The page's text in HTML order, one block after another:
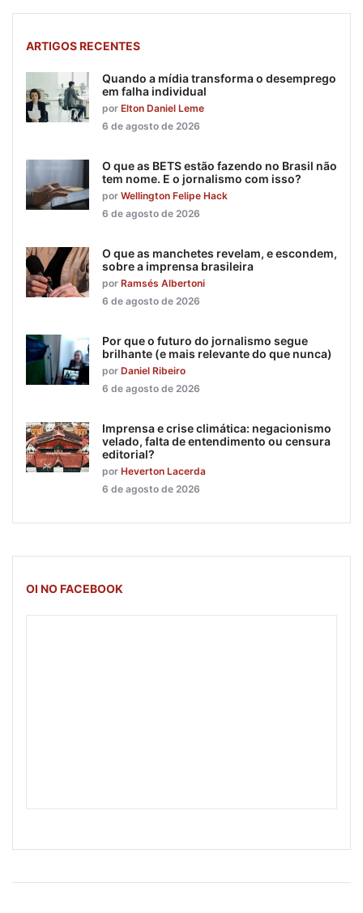
ARTIGOS RECENTES
Quando a mídia transforma o desemprego
em falha individual
por Elton Daniel Leme
6 de agosto de 2026
O que as BETS estão fazendo no Brasil não
tem nome. E o jornalismo com isso?
por Wellington Felipe Hack
6 de agosto de 2026
O que as manchetes revelam, e escondem,
sobre a imprensa brasileira
por Ramsés Albertoni
6 de agosto de 2026
Por que o futuro do jornalismo segue
brilhante (e mais relevante do que nunca)
por Daniel Ribeiro
6 de agosto de 2026
Imprensa e crise climática: negacionismo
velado, falta de entendimento ou censura
editorial?
por Heverton Lacerda
6 de agosto de 2026
OI NO FACEBOOK